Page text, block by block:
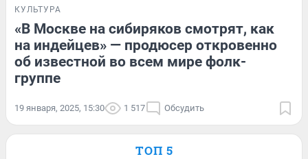
КУЛЬТУРА
«В Москве на сибиряков смотрят, как
на индейцев» — продюсер откровенно
об известной во всем мире фолк-
группе
19 января, 2025, 15:30 1 517 Обсудить
ТОП 5